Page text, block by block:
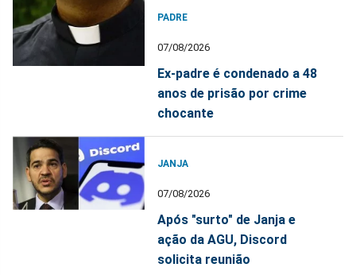
PADRE
07/08/2026
Ex-padre é condenado a 48
anos de prisão por crime
chocante
JANJA
07/08/2026
Após "surto" de Janja e
ação da AGU, Discord
solicita reunião